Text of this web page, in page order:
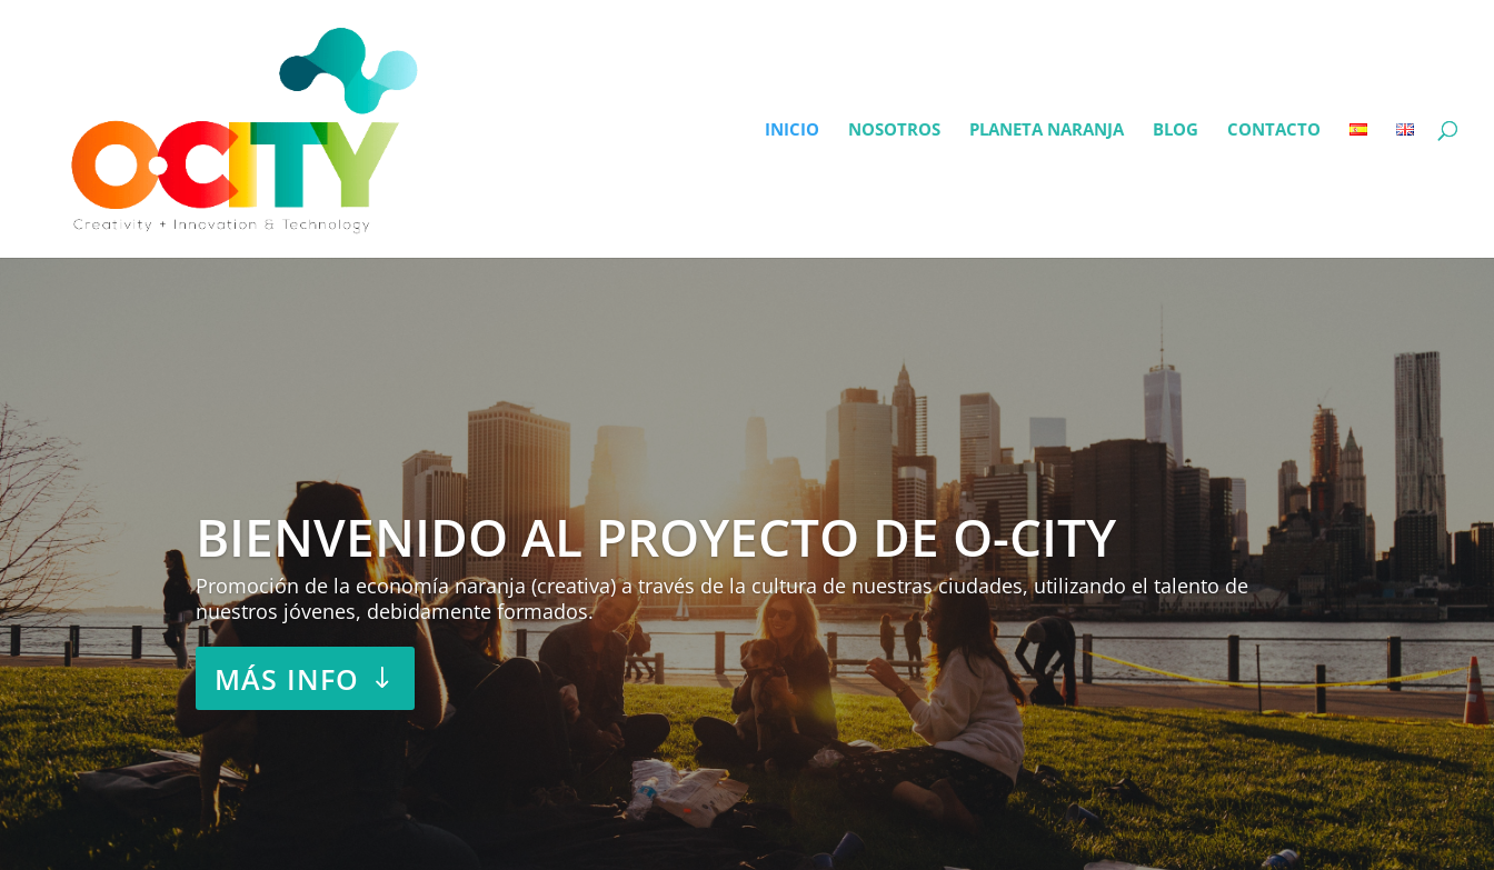
INICIO NOSOTROS PLANETA NARANJA BLOG CONTACTO
BIENVENIDO AL PROYECTO DE O-CITY
Promoción de la economía naranja (creativa) a través de la cultura de nuestras ciudades, utilizando el talento de
nuestros jóvenes, debidamente formados.
MÁS INFO